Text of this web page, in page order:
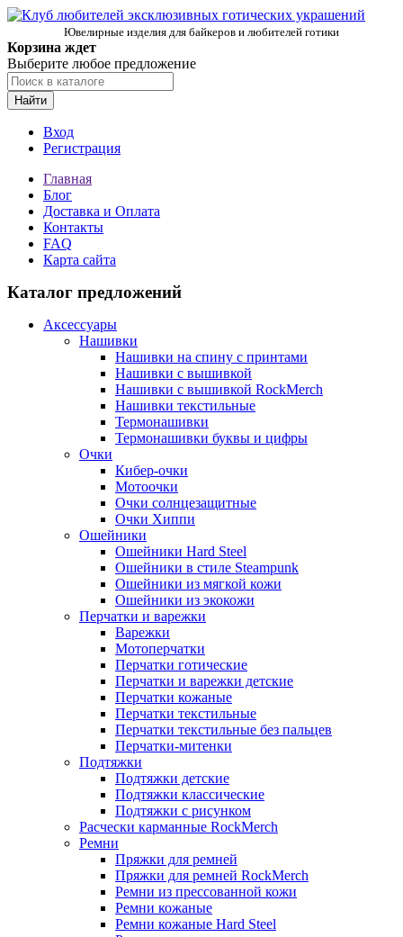
Ювелирные изделия для байкеров и любителей готики
Корзина ждет
Выберите любое предложение
Найти
Вход
Регистрация
Главная
Блог
Доставка и Оплата
Контакты
FAQ
Карта сайта
Каталог предложений
Аксессуары
Нашивки
Нашивки на спину с принтами
Нашивки с вышивкой
Нашивки с вышивкой RockMerch
Нашивки текстильные
Термонашивки
Термонашивки буквы и цифры
Очки
Кибер-очки
Мотоочки
Очки солнцезащитные
Очки Хиппи
Ошейники
Ошейники Hard Steel
Ошейники в стиле Steampunk
Ошейники из мягкой кожи
Ошейники из экокожи
Перчатки и варежки
Варежки
Мотоперчатки
Перчатки готические
Перчатки и варежки детские
Перчатки кожаные
Перчатки текстильные
Перчатки текстильные без пальцев
Перчатки-митенки
Подтяжки
Подтяжки детские
Подтяжки классические
Подтяжки с рисунком
Расчески карманные RockMerch
Ремни
Пряжки для ремней
Пряжки для ремней RockMerch
Ремни из прессованной кожи
Ремни кожаные
Ремни кожаные Hard Steel